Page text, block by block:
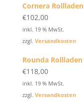
Cornera Rollladen
€102,00
inkl. 19 % MwSt.
zzgl. Versandkosten
Rounda Rollladen
€118,00
inkl. 19 % MwSt.
zzgl. Versandkosten